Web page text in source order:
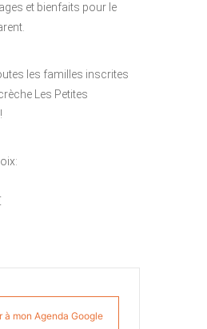
et bienfaits pour le
les familles inscrites
Les Petites
à mon Agenda Google